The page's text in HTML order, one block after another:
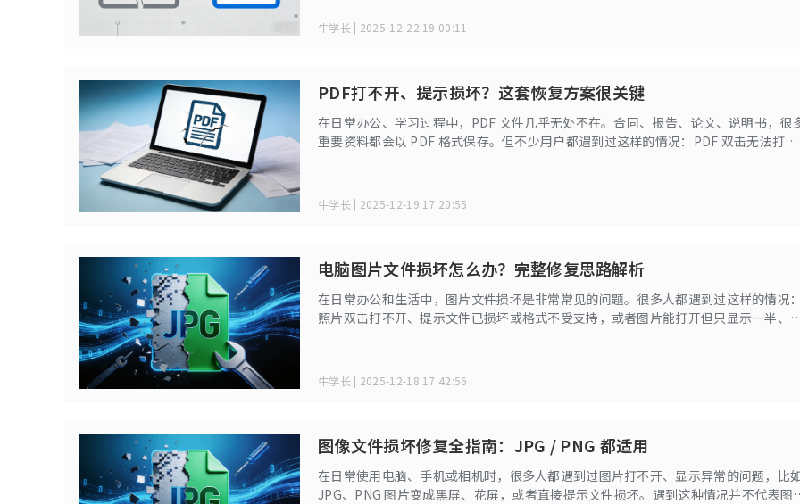
牛学长 | 2025-12-22 19:00:11
PDF打不开、提示损坏？这套恢复方案很关键
在日常办公、学习过程中，PDF 文件几乎无处不在。合同、报告、论文、说明书，很
重要资料都会以 PDF 格式保存。但不少用户都遇到过这样的情况：PDF 双击无法打
牛学长 | 2025-12-19 17:20:55
电脑图片文件损坏怎么办？完整修复思路解析
在日常办公和生活中，图片文件损坏是非常常见的问题。很多人都遇到过这样的情况：
照片双击打不开、提示文件已损坏或格式不受支持，或者图片能打开但只显示一半、
牛学长 | 2025-12-18 17:42:56
图像文件损坏修复全指南：JPG / PNG 都适用
在日常使用电脑、手机或相机时，很多人都遇到过图片打不开、显示异常的问题，比
JPG、PNG 图片变成黑屏、花屏，或者直接提示文件损坏。遇到这种情况并不代表图